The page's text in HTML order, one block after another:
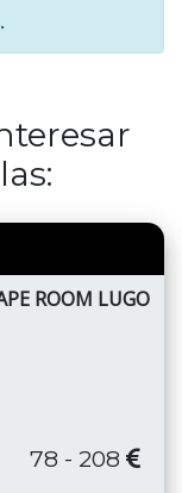
ROOM LUGO
78 - 208